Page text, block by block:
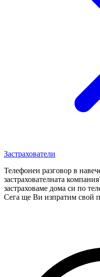
Застрахователи
Телефонен разговор в
застрахователната
застраховаме дома си по
Сега ще Ви изпратим свой